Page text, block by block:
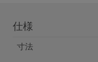
仕様
寸法